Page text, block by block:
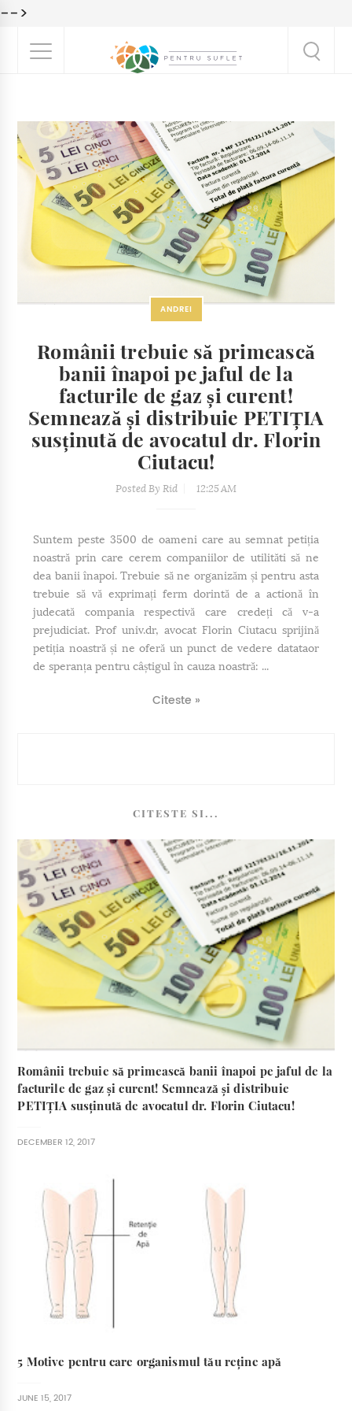
-->
ANDREI
Românii trebuie să primească
banii înapoi pe jaful de la
facturile de gaz și curent!
Semnează și distribuie PETIȚIA
susținută de avocatul dr. Florin
Ciutacu!
Posted By Rid 12:25 AM
Suntem peste 3500 de oameni care au semnat petiția
noastră prin care cerem companiilor de utilităti să ne
dea banii înapoi. Trebuie să ne organizăm și pentru asta
trebuie să vă exprimați ferm dorintă de a actionă în
judecată compania respectivă care credeți că v-a
prejudiciat. Prof univ.dr, avocat Florin Ciutacu sprijină
petiția noastră și ne oferă un punct de vedere datataor
de speranța pentru câștigul în cauza noastră: ...
Citeste »
CITESTE SI...
Românii trebuie să primească banii înapoi pe jaful de la
facturile de gaz și curent! Semnează și distribuie
PETIȚIA susținută de avocatul dr. Florin Ciutacu!
DECEMBER 12, 2017
5 Motive pentru care organismul tău reține apă
JUNE 15, 2017